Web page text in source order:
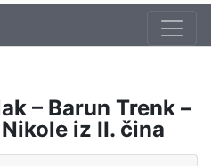
– Barun Trenk –
iz II. čina